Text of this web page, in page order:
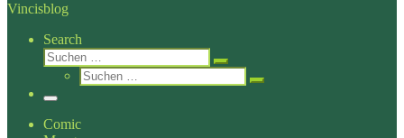
Vincisblog
Search
Suche
Suchen …
Suche
Suchen …
Menü
Comic